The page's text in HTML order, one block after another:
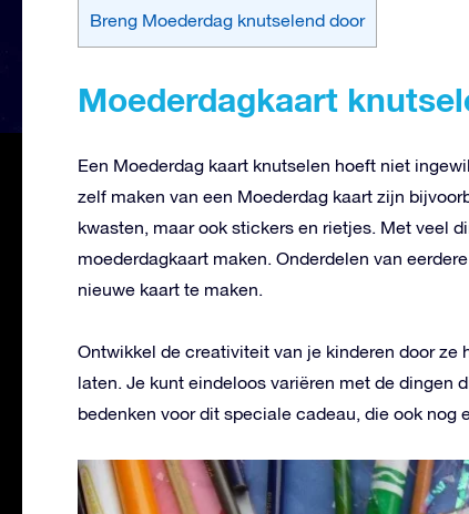
Breng Moederdag knutselend door
Moederdagkaart
Een Moederdag kaart knutselen hoeft niet
zelf maken van een Moederdag kaart zijn
kwasten, maar ook stickers en rietjes. Met veel
moederdagkaart maken. Onderdelen van
nieuwe kaart te maken.
Ontwikkel de creativiteit van je kinderen door
laten. Je kunt eindeloos variëren met de dingen
bedenken voor dit speciale cadeau, die ook